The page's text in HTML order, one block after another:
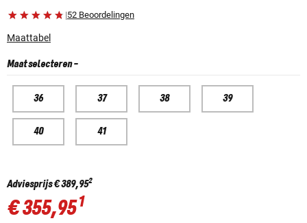
|52 Beoordelingen
Maattabel
Maat selecteren-
36 37 38 39
40 41
Adviesprijs€ 389,952
€ 355,951